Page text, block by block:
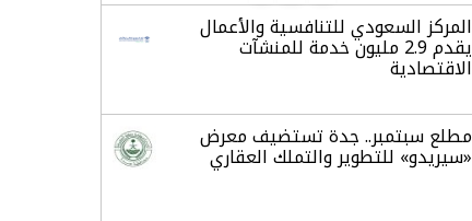
المركز السعودي للتنافسية والأعمال
يقدم 2.9 مليون خدمة للمنشآت
الاقتصادية
مطلع سبتمبر.. جدة تستضيف معرض
«سيريدو» للتطوير والتملك العقاري